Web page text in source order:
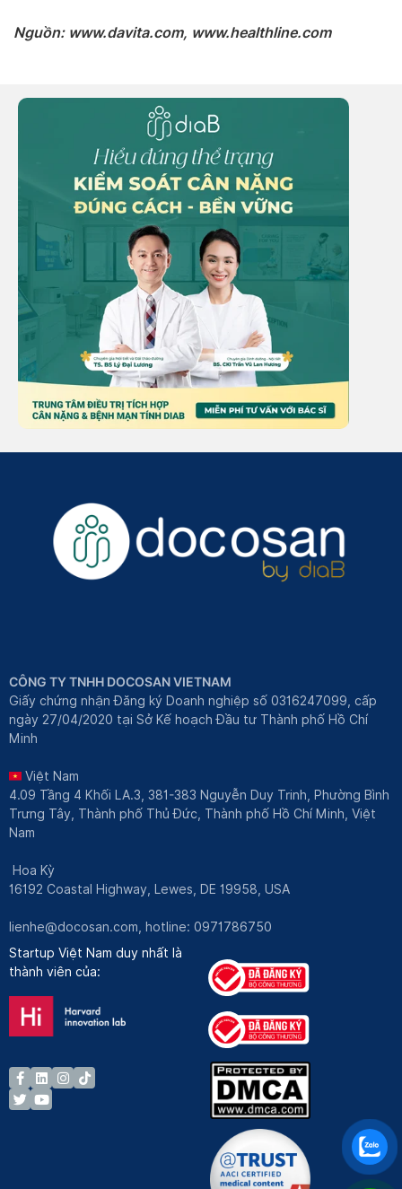
Nguồn: www.davita.com, www.healthline.com
CÔNG TY TNHH DOCOSAN VIETNAM
Giấy chứng nhận Đăng ký Doanh nghiệp số 0316247099, cấp
ngày 27/04/2020 tại Sở Kế hoạch Đầu tư Thành phố Hồ Chí
Minh
Việt Nam
4.09 Tầng 4 Khối LA.3, 381-383 Nguyễn Duy Trinh, Phường Bình
Trưng Tây, Thành phố Thủ Đức, Thành phố Hồ Chí Minh, Việt
Nam
Hoa Kỳ
16192 Coastal Highway, Lewes, DE 19958, USA
lienhe@docosan.com , hotline: 0971786750
Startup Việt Nam duy nhất là
thành viên của: